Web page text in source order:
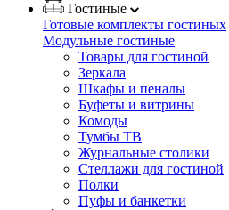
Гостиные
Готовые комплекты гостиных
Модульные гостиные
Товары для гостиной
Зеркала
Шкафы и пеналы
Буфеты и витрины
Комоды
Тумбы ТВ
Журнальные столики
Стеллажи для гостиной
Полки
Пуфы и банкетки